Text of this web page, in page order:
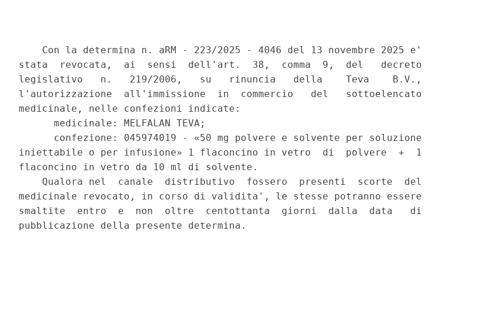
    Con la determina n. aRM - 223/2025 - 4046 del 13 novembre 2025 e'
stata  revocata,  ai  sensi  dell'art.  38,  comma  9,  del   decreto
legislativo   n.   219/2006,   su   rinuncia   della    Teva    B.V.,
l'autorizzazione  all'immissione  in  commercio   del   sottoelencato
medicinale, nelle confezioni indicate:
      medicinale: MELFALAN TEVA;
      confezione: 045974019 - «50 mg polvere e solvente per soluzione
iniettabile o per infusione» 1 flaconcino in vetro  di  polvere  +  1
flaconcino in vetro da 10 ml di solvente.
    Qualora nel  canale  distributivo  fossero  presenti  scorte  del
medicinale revocato, in corso di validita', le stesse potranno essere
smaltite  entro  e  non  oltre  centottanta  giorni  dalla  data   di